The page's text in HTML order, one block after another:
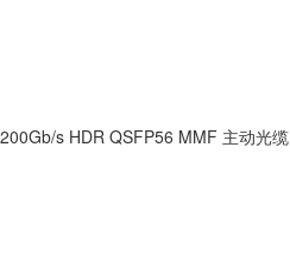
200Gb/s HDR QSFP56 MMF 主动光缆